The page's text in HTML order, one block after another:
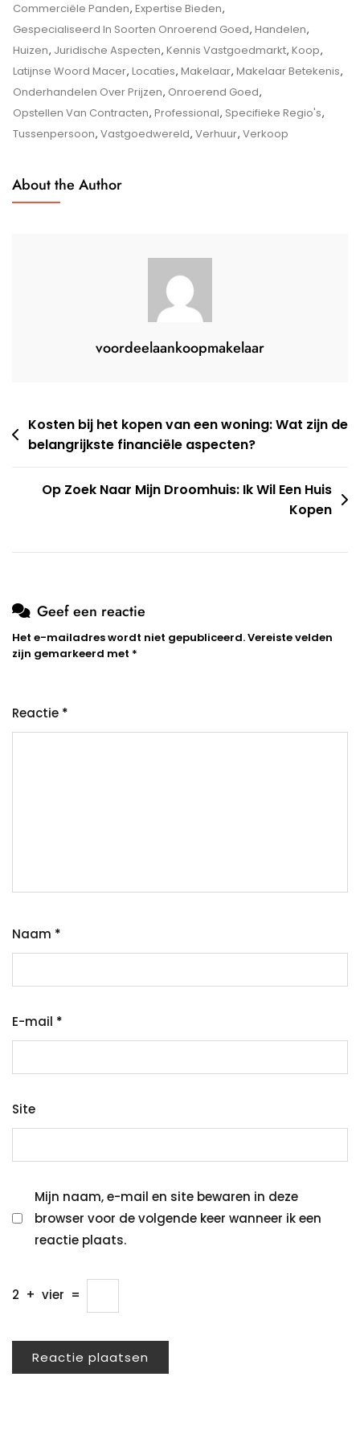
Van
Een
Makelaar
In
De
Vastgoedwereld
Commerciële Panden, Expertise Bieden,
Gespecialiseerd In Soorten Onroerend Goed, Handelen,
Huizen, Juridische Aspecten, Kennis Vastgoedmarkt, Koop,
Latijnse Woord Macer, Locaties, Makelaar, Makelaar Betekenis,
Onderhandelen Over Prijzen, Onroerend Goed,
Opstellen Van Contracten, Professional, Specifieke Regio's,
Tussenpersoon, Vastgoedwereld, Verhuur, Verkoop
About the Author
voordeelaankoopmakelaar
Berichtnavigatie
Kosten bij het kopen van een woning: Wat zijn de
belangrijkste financiële aspecten?
Op Zoek Naar Mijn Droomhuis: Ik Wil Een Huis
Kopen
Geef een reactie
Het e-mailadres wordt niet gepubliceerd.Vereiste velden
zijn gemarkeerd met *
Reactie *
Naam *
E-mail *
Site
Mijn naam, e-mail en site bewaren in deze
browser voor de volgende keer wanneer ik een
reactie plaats.
2 + vier =